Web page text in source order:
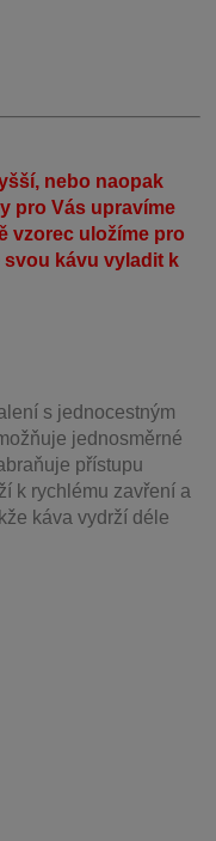
nebo naopak
pro Vás upravíme
vzorec uložíme pro
svou kávu vyladit k
s jednocestným
jednosměrné
přístupu
k rychlému zavření a
káva vydrží déle